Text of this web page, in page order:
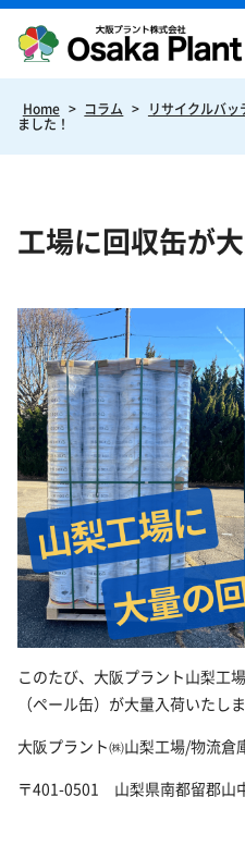
Home > コラム > リサイクルバッ
ました！
工場に回収缶が
このたび、大阪プラント山梨工
（ペール缶）が大量入荷いたし
大阪プラント㈱山梨工場/物流倉
〒401-0501 山梨県南都留郡山